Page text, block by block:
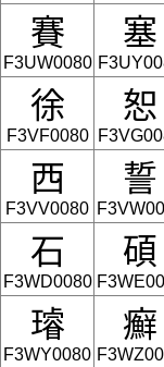
賽
F3UW0080
塞
徐
F3VF0080
恕
西
F3VV0080
誓
石
F3WD0080
碩
璿
F3WY0080
癬